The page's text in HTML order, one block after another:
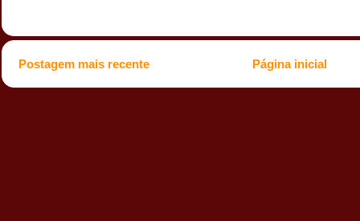
Postagem mais recente Página inicial